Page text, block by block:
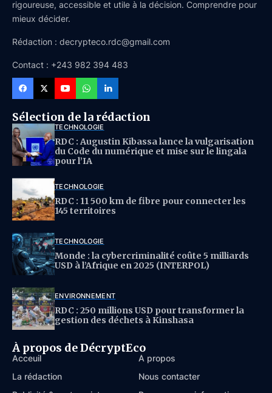
rigoureuse, accessible et utile à la décision. Comprendre pour
mieux décider.
Rédaction : decrypteco.rdc@gmail.com
Contact : +243 982 394 483
Sélection de la rédaction
TECHNOLOGIE
RDC : Augustin Kibassa lance la vulgarisation
du Code du numérique et mise sur le lingala
pour l’IA
TECHNOLOGIE
RDC : 11 500 km de fibre pour connecter les
145 territoires
TECHNOLOGIE
Monde : la cybercriminalité coûte 5 milliards
USD à l’Afrique en 2025 (INTERPOL)
ENVIRONNEMENT
RDC : 250 millions USD pour transformer la
gestion des déchets à Kinshasa
À propos de DécryptEco
Acceuil
À propos
La rédaction
Nous contacter